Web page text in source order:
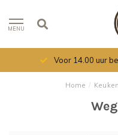
MENU
Voor 14.00 uur
Home /